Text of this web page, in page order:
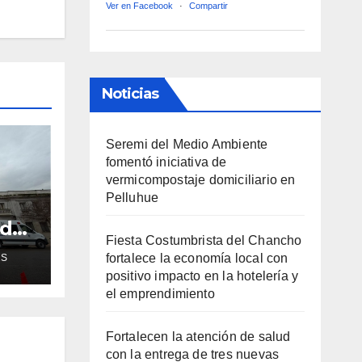
Ver en Facebook · Compartir
Noticias
Seremi del Medio Ambiente
fomentó iniciativa de
vermicompostaje domiciliario en
Pelluhue
Fiesta Costumbrista del Chancho
fortalece la economía local con
positivo impacto en la hotelería y
el emprendimiento
Fortalecen la atención de salud
con la entrega de tres nuevas